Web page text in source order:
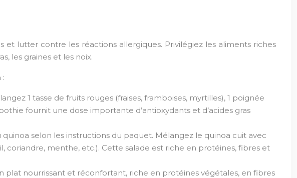
lutter contre les réactions allergiques. Privilégiez les aliments riches
les graines et les noix.
:
1 tasse de fruits rouges (fraises, framboises, myrtilles), 1 poignée
fournit une dose importante d’antioxydants et d’acides gras
quinoa selon les instructions du paquet. Mélangez le quinoa cuit avec
coriandre, menthe, etc.). Cette salade est riche en protéines, fibres et
plat nourrissant et réconfortant, riche en protéines végétales, en fibres